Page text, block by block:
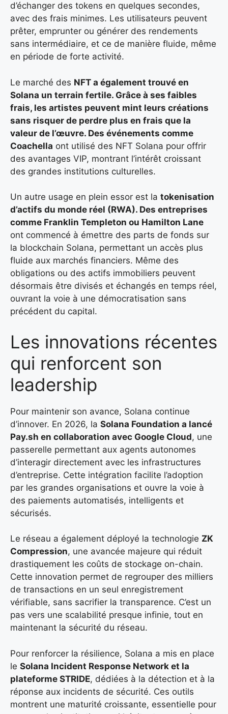
d’échanger des tokens en quelques secondes,
avec des frais minimes. Les utilisateurs peuvent
prêter, emprunter ou générer des rendements
sans intermédiaire, et ce de manière fluide, même
en période de forte activité.
Le marché des NFT a également trouvé en
Solana un terrain fertile. Grâce à ses faibles
frais, les artistes peuvent mint leurs créations
sans risquer de perdre plus en frais que la
valeur de l’œuvre. Des événements comme
Coachella ont utilisé des NFT Solana pour offrir
des avantages VIP, montrant l’intérêt croissant
des grandes institutions culturelles.
Un autre usage en plein essor est la tokenisation
d’actifs du monde réel (RWA). Des entreprises
comme Franklin Templeton ou Hamilton Lane
ont commencé à émettre des parts de fonds sur
la blockchain Solana, permettant un accès plus
fluide aux marchés financiers. Même des
obligations ou des actifs immobiliers peuvent
désormais être divisés et échangés en temps réel,
ouvrant la voie à une démocratisation sans
précédent du capital.
Les innovations récentes
qui renforcent son
leadership
Pour maintenir son avance, Solana continue
d’innover. En 2026, la Solana Foundation a lancé
Pay.sh en collaboration avec Google Cloud, une
passerelle permettant aux agents autonomes
d’interagir directement avec les infrastructures
d’entreprise. Cette intégration facilite l’adoption
par les grandes organisations et ouvre la voie à
des paiements automatisés, intelligents et
sécurisés.
Le réseau a également déployé la technologie ZK
Compression, une avancée majeure qui réduit
drastiquement les coûts de stockage on-chain.
Cette innovation permet de regrouper des milliers
de transactions en un seul enregistrement
vérifiable, sans sacrifier la transparence. C’est un
pas vers une scalabilité presque infinie, tout en
maintenant la sécurité du réseau.
Pour renforcer la résilience, Solana a mis en place
le Solana Incident Response Network et la
plateforme STRIDE, dédiées à la détection et à la
réponse aux incidents de sécurité. Ces outils
montrent une maturité croissante, essentielle pour